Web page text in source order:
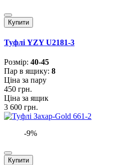
Купити
Туфлі YZY U2181-3
Розмiр: 40-45
Пар в ящику: 8
Ціна за пару
450 грн.
Ціна за ящик
3 600 грн.
-9%
Купити